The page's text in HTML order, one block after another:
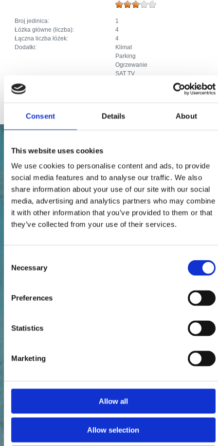
Consent Details About
This website uses cookies
We use cookies to personalise content and ads, to provide
social media features and to analyse our traffic. We also
share information about your use of our site with our social
media, advertising and analytics partners who may combine
it with other information that you’ve provided to them or that
they’ve collected from your use of their services.
Selection
Necessary
Preferences
Statistics
Marketing
Allow all
Allow selection
Broj jedinica:
1
Łóżka główne (liczba):
4
Łączna liczba łóżek:
4
Dodatki:
Klimat
Parking
Ogrzewanie
SAT TV
Pozostałe usługi:
Roštilj, terasa, vrtni namještaj.